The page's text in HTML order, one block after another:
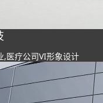
,医疗公司VI形象设计